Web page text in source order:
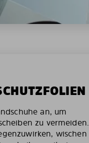
an, um
zu vermeiden.
wischen